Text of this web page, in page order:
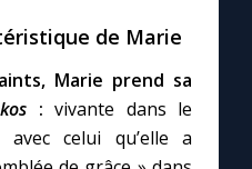
de Marie
Marie prend sa
: vivante dans le
celui qu’elle a